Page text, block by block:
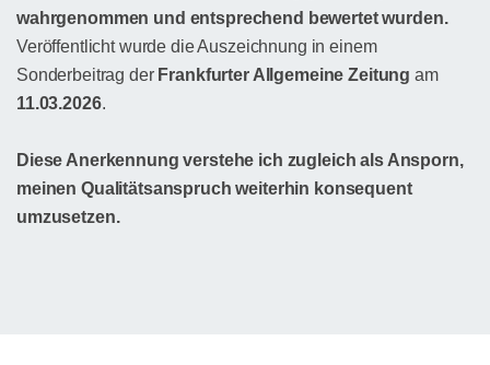
wahrgenommen und entsprechend bewertet wurden.
Veröffentlicht wurde die Auszeichnung in einem
Sonderbeitrag der Frankfurter Allgemeine Zeitung am
11.03.2026.
Diese Anerkennung verstehe ich zugleich als Ansporn,
meinen Qualitätsanspruch weiterhin konsequent
umzusetzen.